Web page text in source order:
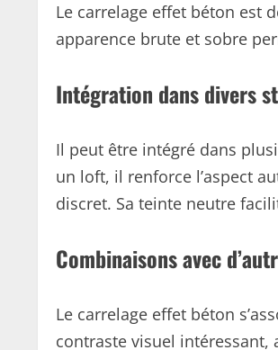
Le carrelage effet béton est
apparence brute et sobre
Intégration dans divers
Il peut être intégré dans
un loft, il renforce l’aspect
discret. Sa teinte neutre
Combinaisons avec
Le carrelage effet béton
contraste visuel intéressant,